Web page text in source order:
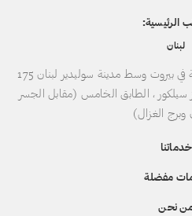
الرئيسية:
لبنان
المقر الرئيسي لشركة سيلكور القابضة في بيروت وسط مدينة سوليدير لبنان 175
، الطابق الخامس (مقابل الجسر
وبرج الغزال)
خدماتنا
مفضلة
نحن